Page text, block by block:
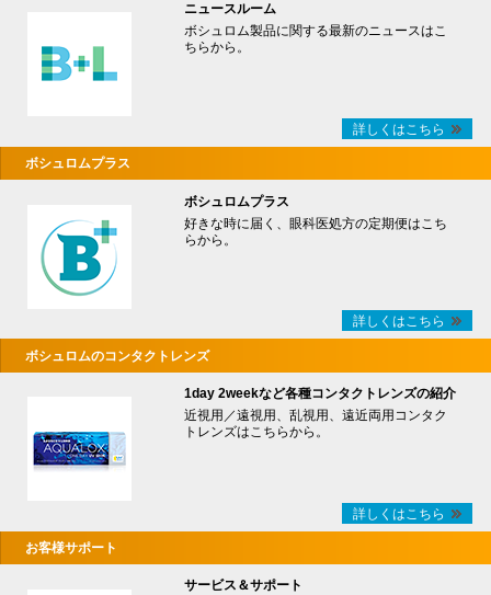
ニュースルーム
ボシュロム製品に関する最新のニュースはこ
ちらから。
詳しくはこちら
ボシュロムプラス
ボシュロムプラス
好きな時に届く、眼科医処方の定期便はこち
らから。
詳しくはこちら
ボシュロムのコンタクトレンズ
1day 2weekなど各種コンタクトレンズの紹介
近視用／遠視用、乱視用、遠近両用コンタク
トレンズはこちらから。
詳しくはこちら
お客様サポート
サービス＆サポート